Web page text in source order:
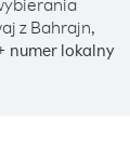
z Bahrajn,
numer lokalny